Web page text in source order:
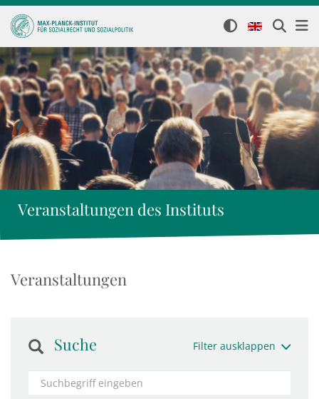
Veranstaltungen des Instituts
Veranstaltungen
Suche Filter ausklappen